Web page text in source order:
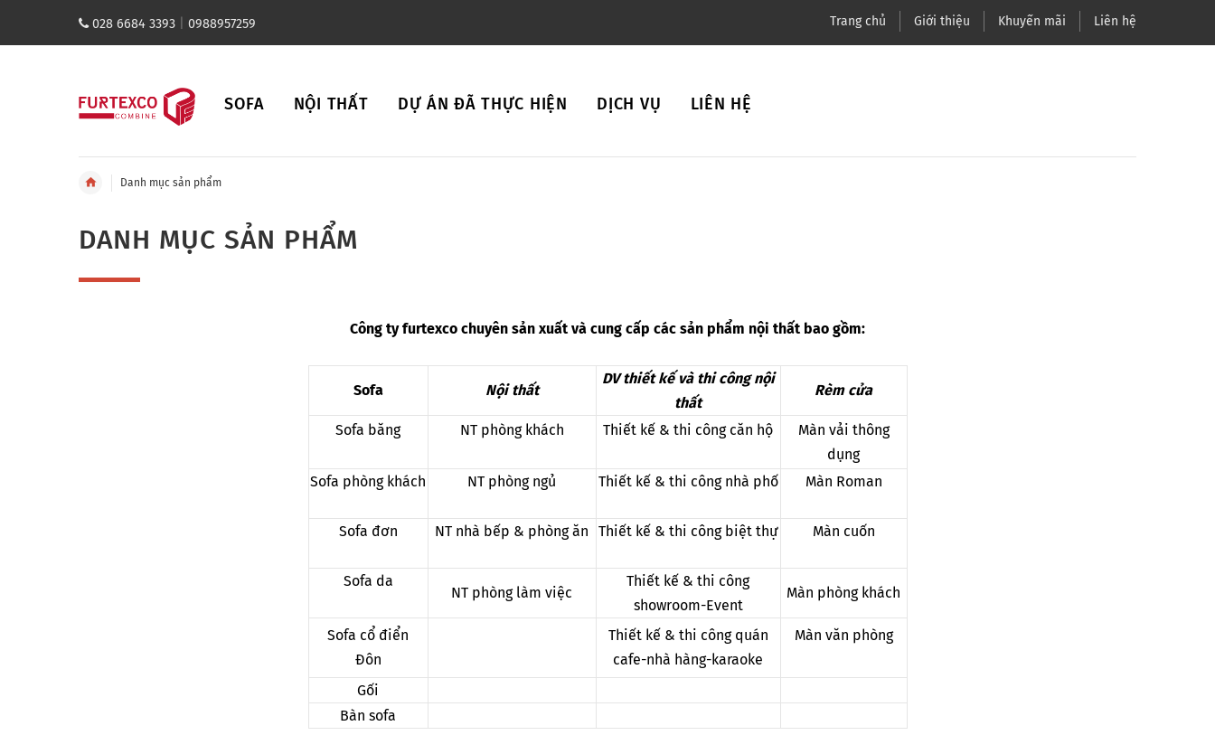
028 6684 3393 0988957259 Trang chủ Giới thiệu Khuyến mãi Liên hệ
SOFA NỘI THẤT DỰ ÁN ĐÃ THỰC HIỆN DỊCH VỤ LIÊN HỆ
Danh mục sản phẩm
DANH MỤC SẢN PHẨM
Công ty furtexco chuyên sản xuất và cung cấp các sản phẩm nội thất bao gồm:
Sofa Nội thất
DV thiết kế và thi công nội
thất
Rèm cửa
Sofa băng NT phòng khách Thiết kế & thi công căn hộ
Màn vải thông
dụng
Sofa phòng khách
NT phòng ngủ Thiết kế & thi công nhà phố Màn Roman
Sofa đơn NT nhà bếp & phòng ăn Thiết kế & thi công biệt thự Màn cuốn
Sofa da
NT phòng làm việc
Thiết kế & thi công
showroom-Event
Màn phòng khách
Sofa cổ điển
Đôn
Thiết kế & thi công quán
cafe-nhà hàng-karaoke
Màn văn phòng
Gối
Bàn sofa